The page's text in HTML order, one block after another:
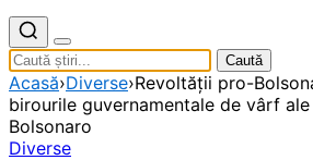
Caută
Acasă›Diverse›Revoltății pro-
birourile guvernamentale de vârf
Bolsonaro
Diverse